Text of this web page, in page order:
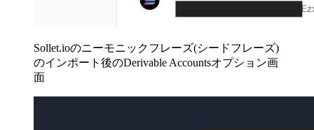
Sollet.ioのニーモニックフレーズ(シードフレーズ)
のインポート後のDerivable Accountsオプション画
面